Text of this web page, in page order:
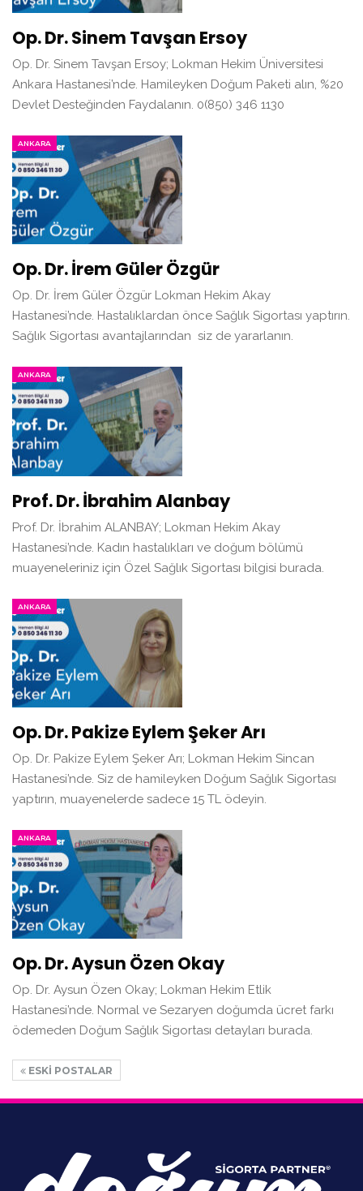
Op. Dr. Sinem Tavşan Ersoy
Op. Dr. Sinem Tavşan Ersoy; Lokman Hekim Üniversitesi
Ankara Hastanesi’nde. Hamileyken Doğum Paketi alın, %20
Devlet Desteğinden Faydalanın. 0(850) 346 1130
ANKARA
Op. Dr. İrem Güler Özgür
Op. Dr. İrem Güler Özgür Lokman Hekim Akay
Hastanesi’nde. Hastalıklardan önce Sağlık Sigortası yaptırın.
Sağlık Sigortası avantajlarından siz de yararlanın.
ANKARA
Prof. Dr. İbrahim Alanbay
Prof. Dr. İbrahim ALANBAY; Lokman Hekim Akay
Hastanesi’nde. Kadın hastalıkları ve doğum bölümü
muayeneleriniz için Özel Sağlık Sigortası bilgisi burada.
ANKARA
Op. Dr. Pakize Eylem Şeker Arı
Op. Dr. Pakize Eylem Şeker Arı; Lokman Hekim Sincan
Hastanesi’nde. Siz de hamileyken Doğum Sağlık Sigortası
yaptırın, muayenelerde sadece 15 TL ödeyin.
ANKARA
Op. Dr. Aysun Özen Okay
Op. Dr. Aysun Özen Okay; Lokman Hekim Etlik
Hastanesi’nde. Normal ve Sezaryen doğumda ücret farkı
ödemeden Doğum Sağlık Sigortası detayları burada.
ESKI POSTALAR